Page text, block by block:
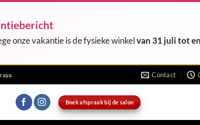
onze vakantie is de fysieke winkelvan 31 juli tot
Contact
Boek afspraak bij de salon